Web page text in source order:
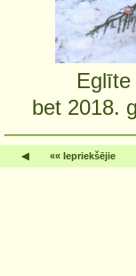
bet 2018.
◀ «« Iepriekšējie